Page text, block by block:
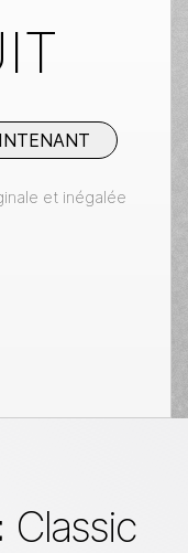
et inégalée
Classic